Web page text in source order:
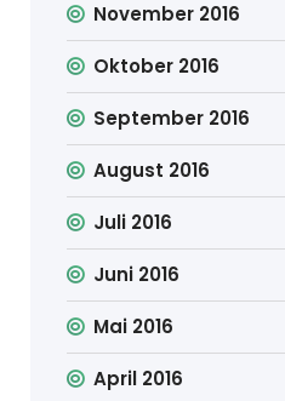
November 2016
Oktober 2016
September 2016
August 2016
Juli 2016
Juni 2016
Mai 2016
April 2016